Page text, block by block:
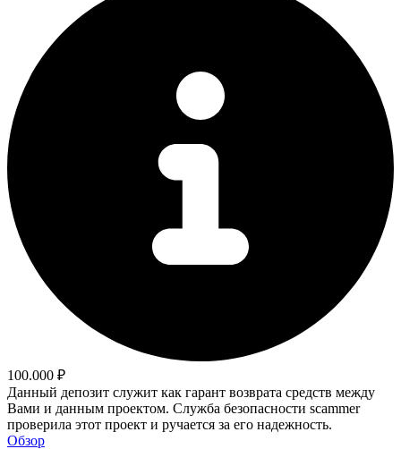
100.000 ₽
Данный депозит служит как гарант возврата средств между
Вами и данным проектом. Служба безопасности scammer
проверила этот проект и ручается за его надежность.
Обзор